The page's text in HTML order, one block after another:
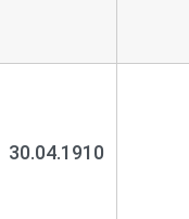
30.04.1910